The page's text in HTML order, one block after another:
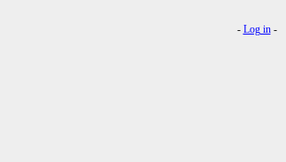
- Log in-